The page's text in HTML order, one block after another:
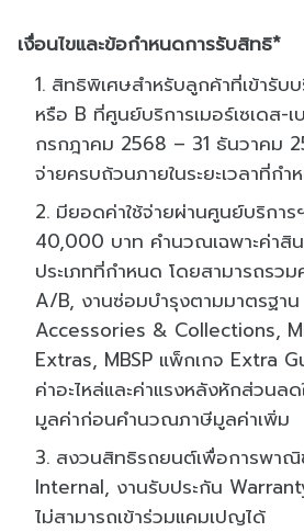
เงื่อนไขและข้อกำหนดการรับสิทธิ*
สิทธิพิเศษสำหรับลูกค้าที่เข้ารับ
หรือ B ที่ศูนย์บริการเมอร์เซเดส-
กรกฎาคม 2568 – 31 ธันวาคม
จ่ายครบถ้วนภายในระยะเวลาที่กำ
มียอดค่าใช้จ่ายผ่านศูนย์บริการ
40,000 บาท คำนวณเฉพาะค่าสิน
ประเภทที่กำหนด โดยสามารถรว
A/B, งานซ่อมบำรุงตามมาตรฐาน
Accessories & Collections,
Extras, MBSP แพ็กเกจ Extra
ค่าอะไหล่และค่าแรงหลังหักส่วนล
มูลค่าก่อนคำนวณภาษีมูลค่าเพิ่ม
สงวนสิทธิรถยนต์เพื่อการพาณิ
Internal, งานรับประกัน
ไม่สามารถเข้าร่วมแคมเปญได้